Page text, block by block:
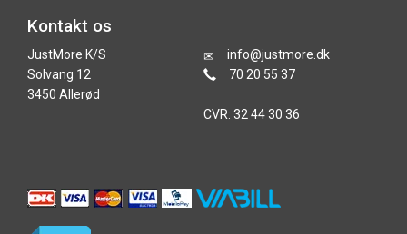
Kontakt os
JustMore K/S
Solvang 12
3450 Allerød
info@justmore.dk
70 20 55 37
CVR: 32 44 30 36